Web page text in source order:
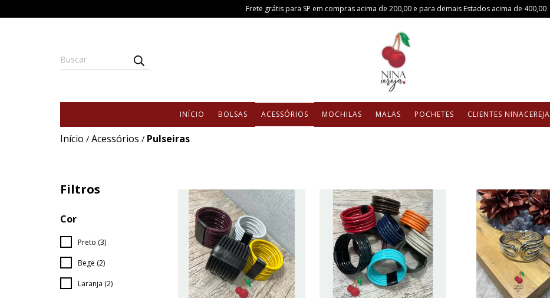
Frete grátis para SP em compras acima de 200,00 e para demais Estados acima de 400,00
INÍCIO BOLSAS ACESSÓRIOS MOCHILAS MALAS POCHETES CLIENTES NINACEREJA
Início / Acessórios / Pulseiras
Filtros
Cor
Preto (3)
Bege (2)
Laranja (2)